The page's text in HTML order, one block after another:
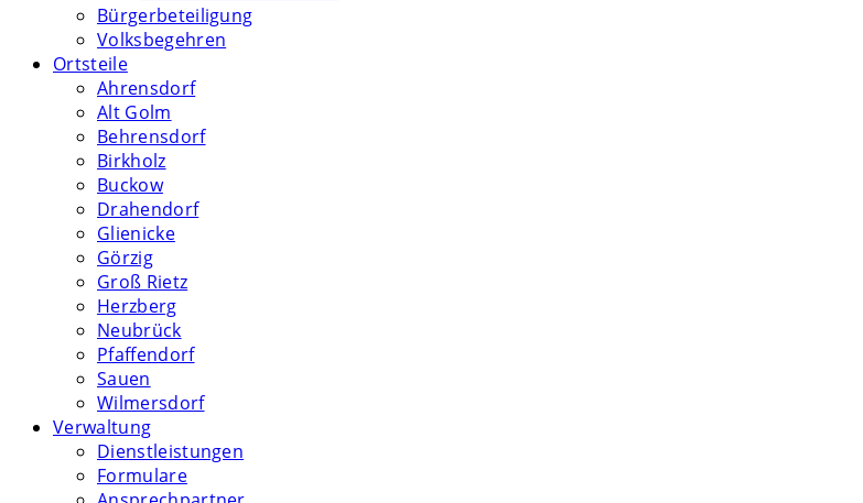
Bürgerbeteiligung
Volksbegehren
Ortsteile
Ahrensdorf
Alt Golm
Behrensdorf
Birkholz
Buckow
Drahendorf
Glienicke
Görzig
Groß Rietz
Herzberg
Neubrück
Pfaffendorf
Sauen
Wilmersdorf
Verwaltung
Dienstleistungen
Formulare